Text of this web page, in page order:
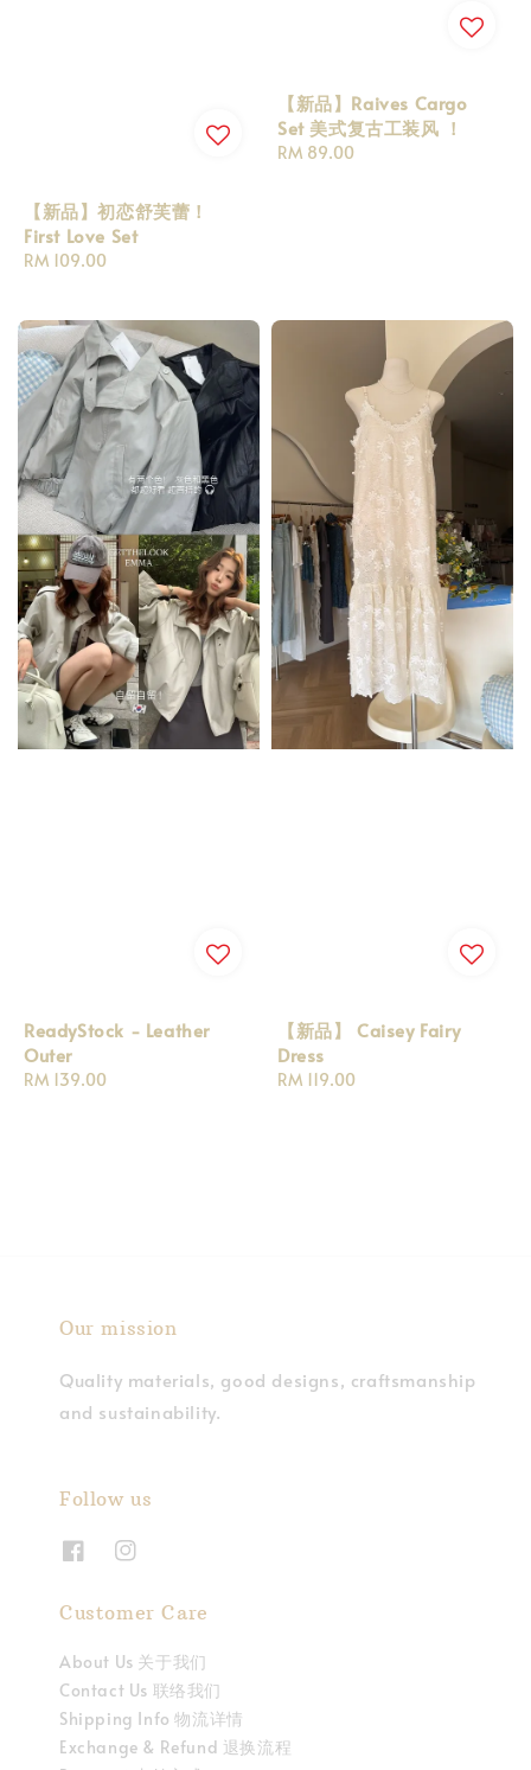
【新品】初恋舒芙蕾！
First Love Set
Regular
RM 109.00
【新品】Raives Cargo
Set 美式复古工装风 ！
Regular
RM 89.00
ReadyStock - Leather
Outer
Regular
RM 139.00
【新品】 Caisey Fairy
Dress
Regular
RM 119.00
Our mission
Quality materials, good designs, craftsmanship
and sustainability.
Follow us
Customer Care
About Us 关于我们
Contact Us 联络我们
Shipping Info 物流详情
Exchange & Refund 退换流程